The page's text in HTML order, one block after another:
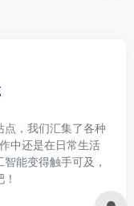
，我们汇集了各种
中还是在日常生活
能变得触手可及，